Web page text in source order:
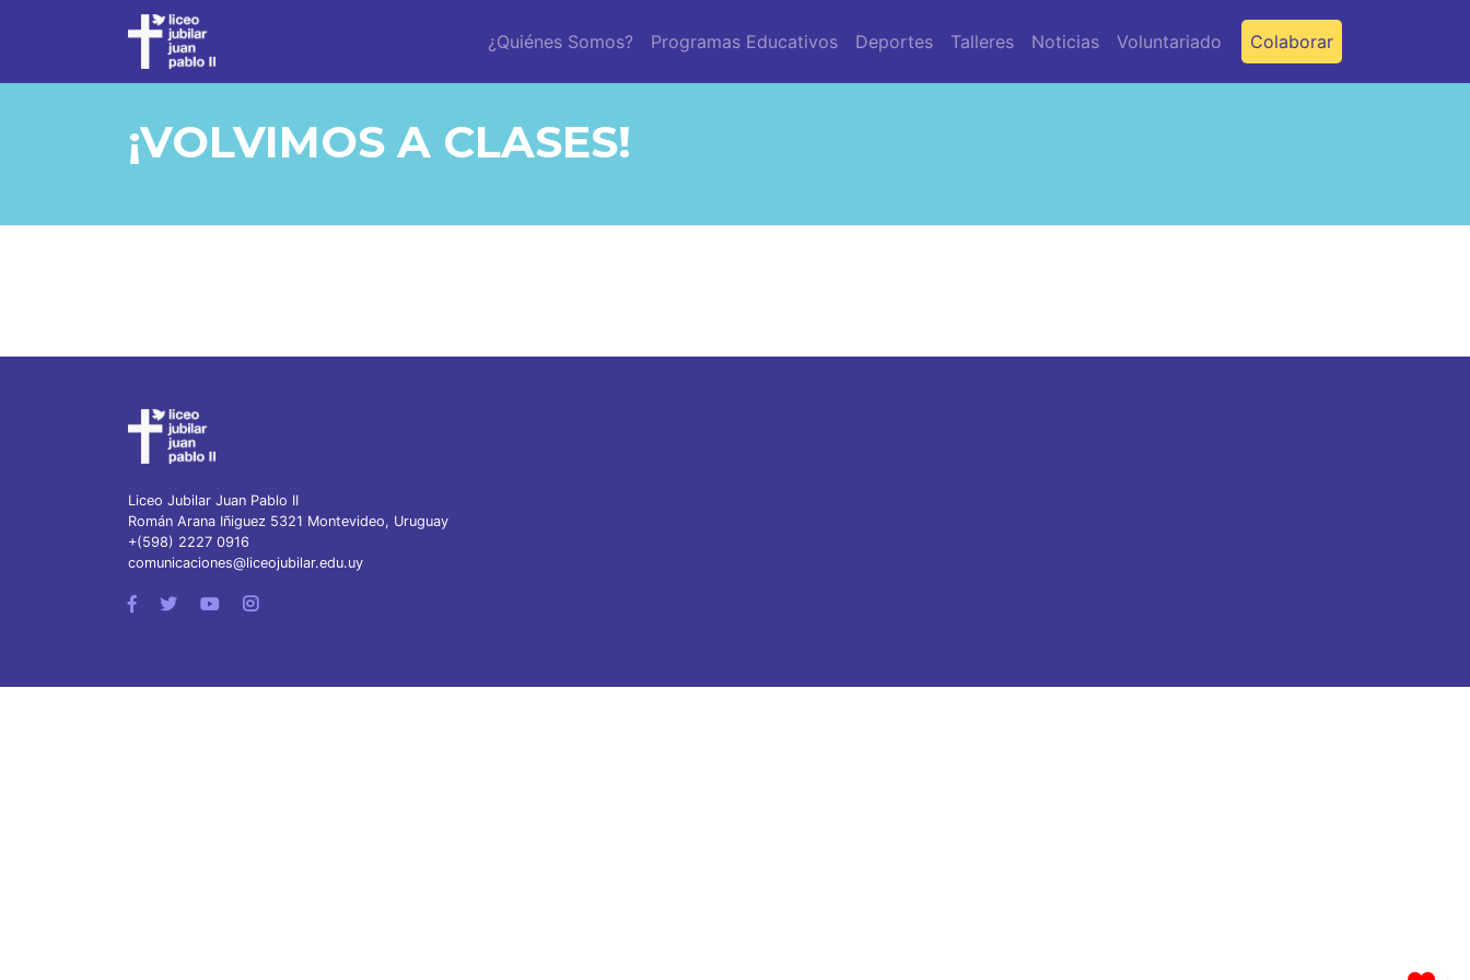
¿Quiénes Somos? Programas Educativos Deportes Talleres Noticias Voluntariado Colaborar
¡VOLVIMOS A CLASES!
Liceo Jubilar Juan Pablo II
Román Arana Iñiguez 5321 Montevideo, Uruguay
+(598) 2227 0916
comunicaciones@liceojubilar.edu.uy